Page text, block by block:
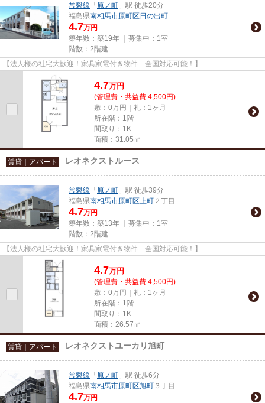
常磐線 「 原ノ町 」駅 徒歩20分
福島県南相馬市原町区日の出町
4.7万円
築年数：築19年 ｜募集中： 1室
階数：2階建
【法人様の社宅大歓迎！家具家電付き物件 全国対応可能！】
4.7万円
(管理費・共益費 4,500円)
敷：0万円｜礼：1ヶ月
所在階：1階
間取り：1K
面積：31.05㎡
賃貸｜アパート レオネクストルース
常磐線 「 原ノ町 」駅 徒歩39分
福島県南相馬市原町区上町 ２丁目
4.7万円
築年数：築13年 ｜募集中： 1室
階数：2階建
【法人様の社宅大歓迎！家具家電付き物件 全国対応可能！】
4.7万円
(管理費・共益費 4,500円)
敷：0万円｜礼：1ヶ月
所在階：1階
間取り：1K
面積：26.57㎡
賃貸｜アパート レオネクストユーカリ旭町
常磐線 「 原ノ町 」駅 徒歩6分
福島県南相馬市原町区旭町 ３丁目
4.7万円